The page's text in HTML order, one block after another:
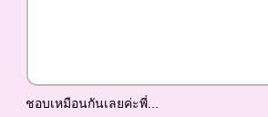
ชอบเหมือนกันเลยค่ะพี่...